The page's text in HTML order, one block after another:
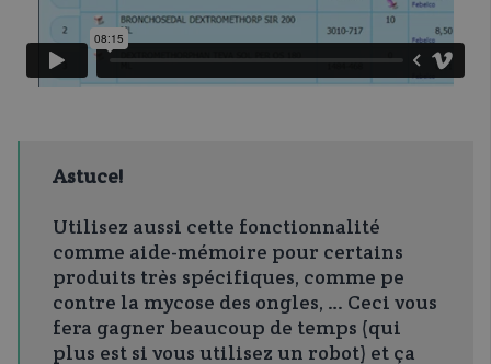
Astuce!
Utilisez aussi cette fonctionnalité
comme aide-mémoire pour certains
produits très spécifiques, comme pe
contre la mycose des ongles, … Ceci vous
fera gagner beaucoup de temps (qui
plus est si vous utilisez un robot) et ça